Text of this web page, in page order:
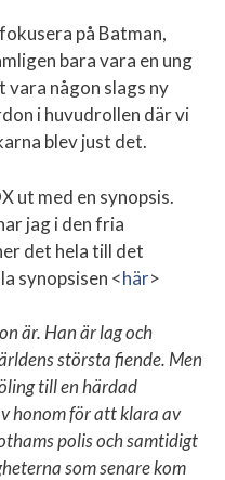
på Batman,
bara vara en ung
någon slags ny
i huvudrollen där vi
blev just det.
ut med en synopsis.
jag i den fria
det hela till det
synopsisen <här>
är. Han är lag och
största fiende. Men
till en härdad
honom för att klara av
polis och samtidigt
som senare kom